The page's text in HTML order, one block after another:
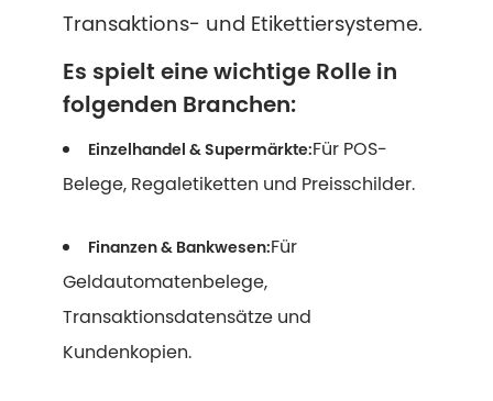
Transaktions- und Etikettiersysteme.
Es spielt eine wichtige Rolle in
folgenden Branchen:
Einzelhandel & Supermärkte:Für POS-
Belege, Regaletiketten und Preisschilder.
Finanzen & Bankwesen:Für
Geldautomatenbelege,
Transaktionsdatensätze und
Kundenkopien.